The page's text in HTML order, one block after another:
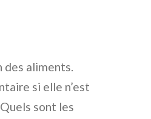
des aliments.
si elle n’est
Quels sont les